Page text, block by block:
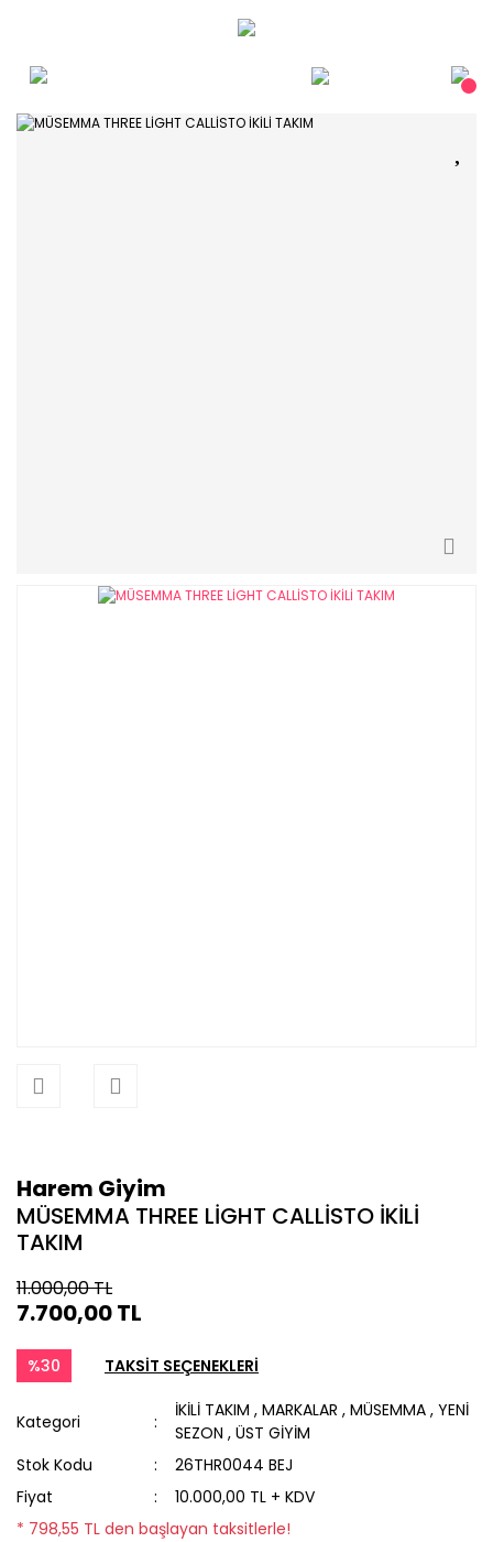
Harem Giyim
MÜSEMMA THREE LİGHT CALLİSTO İKİLİ
TAKIM
11.000,00 TL
7.700,00 TL
%30 TAKSİT SEÇENEKLERİ
Kategori
İKİLİ TAKIM ,MARKALAR ,MÜSEMMA,YENİ
SEZON,ÜST GİYİM
Stok Kodu
26THR0044 BEJ
Fiyat
10.000,00 TL + KDV
* 798,55 TL den başlayan taksitlerle!